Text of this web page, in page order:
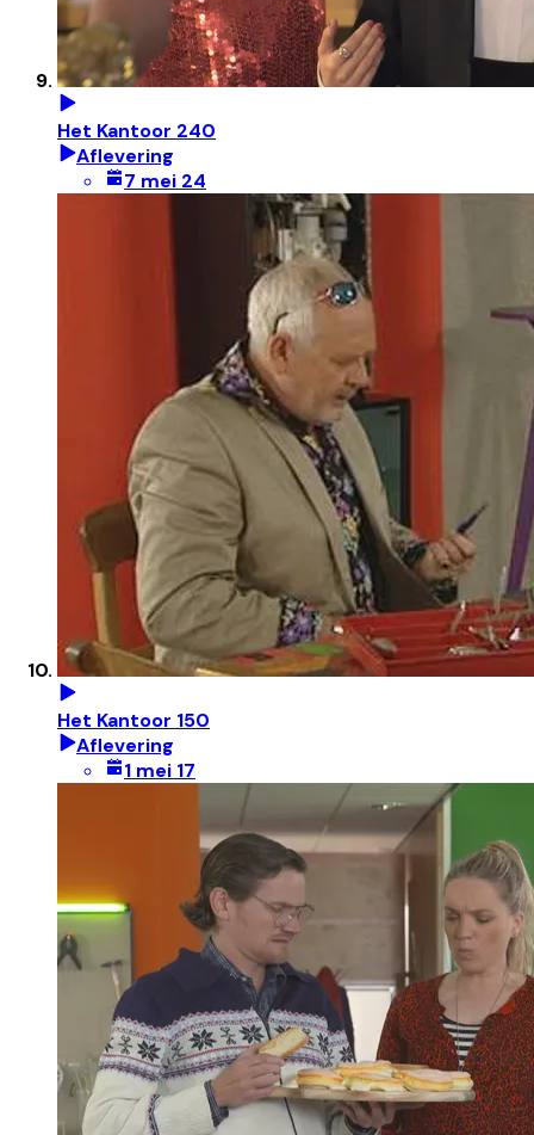
Het Kantoor 240
Aflevering
7 mei 24
Het Kantoor 150
Aflevering
1 mei 17